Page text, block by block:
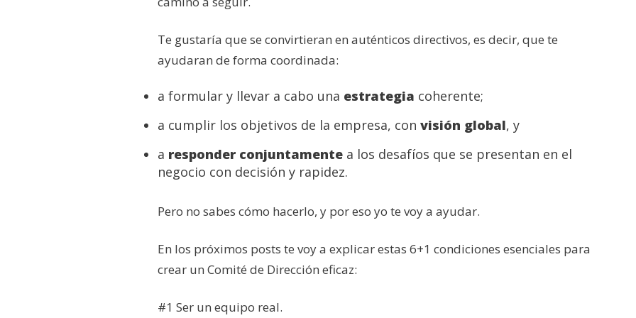
Te gustaría que se convirtieran en auténticos directivos, es decir, que te
ayudaran de forma coordinada:
a formular y llevar a cabo una estrategia coherente;
a cumplir los objetivos de la empresa, con visión global, y
a responder conjuntamente a los desafíos que se presentan en el
negocio con decisión y rapidez.
Pero no sabes cómo hacerlo, y por eso yo te voy a ayudar.
En los próximos posts te voy a explicar estas 6+1 condiciones esenciales para
crear un Comité de Dirección eficaz:
#1 Ser un equipo real.